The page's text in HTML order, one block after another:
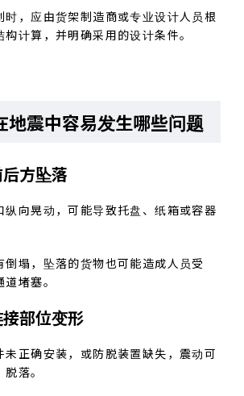
时，应由货架制造商或专业设计人员根
计算，并明确采用的设计条件。
地震中容易发生哪些问题
方坠落
纵向晃动，可能导致托盘、纸箱或容器
倒塌，坠落的货物也可能造成人员受
堵塞。
部位变形
未正确安装，或防脱装置缺失，震动可
落。